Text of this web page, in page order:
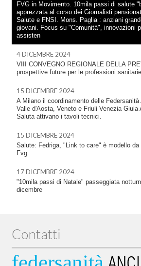
FVG in Movimento. 10mila passi di salute
apprezzata al corso dei Giornalisti
Salute e FNSI. Mons. Paglia : anziani
giovani. Focus su "Comunità", innovazioni
assisten
4 DICEMBRE 2024
VIII CONVEGNO REGIONALE DELLA
prospettive future per le professioni
15 DICEMBRE 2024
A Milano il coordinamento delle
Valle d'Aosta, Veneto e Friuli Venezia Giuia
Saluta attivano i tavoli tecnici.
15 DICEMBRE 2024
Salute: Fedriga, "Link to care" è modello da
Fvg
17 DICEMBRE 2024
"10mila passi di Natale" passeggiata
dicembre
Contatti